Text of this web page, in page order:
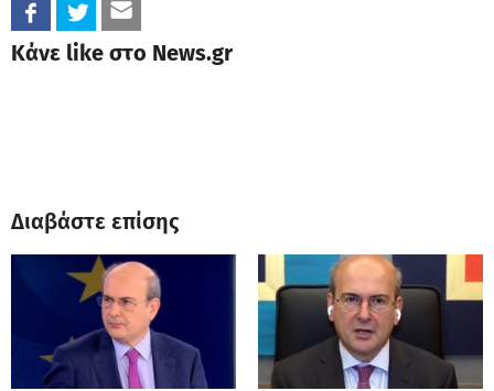
Κάνε like στο News.gr
Διαβάστε επίσης